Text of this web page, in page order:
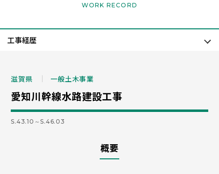
WORK RECORD
滋賀県 一般土木事業
愛知川幹線水路建設工事
S.43.10～S.46.03
概要